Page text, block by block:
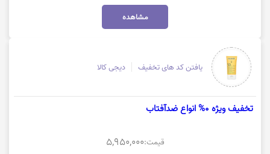
مشاهده
یافتن کد های تخفیف دیجی کالا
تخفیف ویژه 0% انواع ضدآفتاب
قیمت:5,950,000